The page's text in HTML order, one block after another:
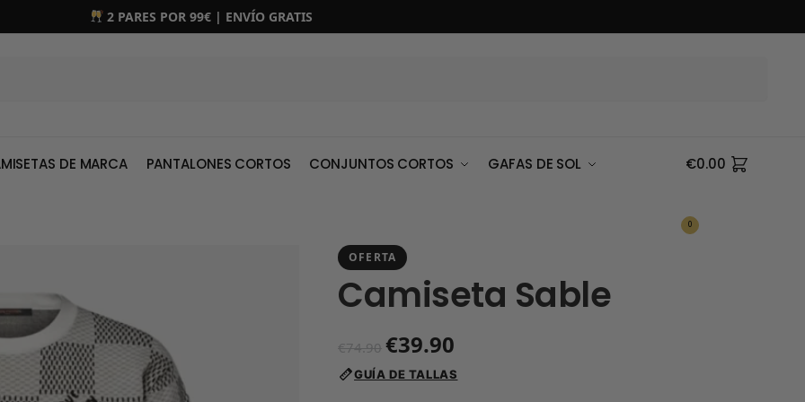
2 PARES POR 99€ | ENVÍO GRATIS
DE MARCA PANTALONES CORTOS CONJUNTOS CORTOS GAFAS DE SOL €0.00
0
OFERTA
Camiseta Sable
€74.90 €39.90
GUÍA DE TALLAS